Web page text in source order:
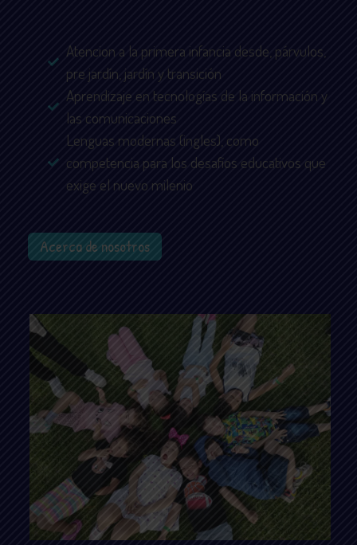
Atencion a la primera infancia desde, párvulos,
pre jardín, jardín y transición
Aprendizaje en tecnologías de la información y
las comunicaciones
Lenguas modernas (ingles), como
competencia para los desafíos educativos que
exige el nuevo milenio
Acerca de nosotros